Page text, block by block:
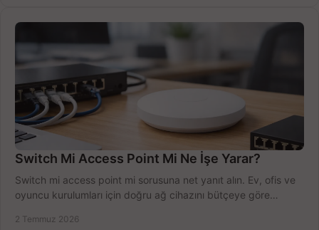
Switch Mi Access Point Mi Ne İşe Yarar?
Switch mi access point mi sorusuna net yanıt alın. Ev, ofis ve
oyuncu kurulumları için doğru ağ cihazını bütçeye göre
2 Temmuz 2026